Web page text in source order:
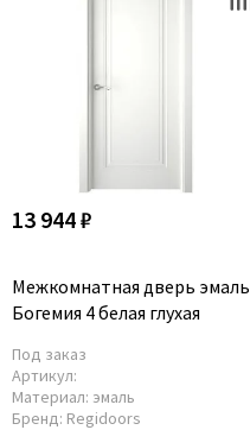
13 944 ₽
Межкомнатная дверь эмаль
Богемия 4 белая глухая
Под заказ
Артикул:
Материал: эмаль
Бренд: Regidoors